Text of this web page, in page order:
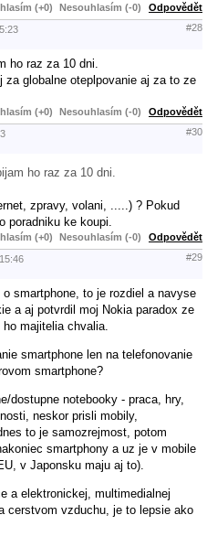
(+0) Nesouhlasím (-0) Odpovědět
#28
ho raz za 10 dni.
globalne oteplpovanie aj za to ze
(+0) Nesouhlasím (-0) Odpovědět
#30
ho raz za 10 dni.
zpravy, volani, .....) ? Pokud
poradniku ke koupi.
(+0) Nesouhlasím (-0) Odpovědět
15:46 #29
smartphone, to je rozdiel a navyse
a aj potvrdil moj Nokia paradox ze
majitelia chvalia.
smartphone len na telefonovanie
smartphone?
dostupne notebooky - praca, hry,
neskor prisli mobily,
to je samozrejmost, potom
smartphony a uz je v mobile
v Japonsku maju aj to).
a elektronickej, multimedialnej
cerstvom vzduchu, je to lepsie ako